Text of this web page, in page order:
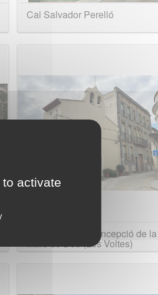
Cal Salvador Perelló
Església de la Concepció de la
Mare de Déu (Les Voltes)
activate